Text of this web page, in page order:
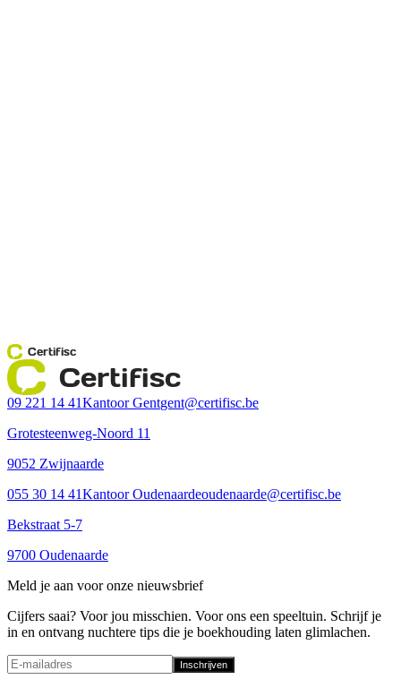
Certifisc
Certifisc
09 221 14 41Kantoor Gentgent@certifisc.be
Grotesteenweg-Noord 11
9052 Zwijnaarde
055 30 14 41Kantoor Oudenaardeoudenaarde@certifisc.be
Bekstraat 5-7
9700 Oudenaarde
Meld je aan voor onze nieuwsbrief
Cijfers saai? Voor jou misschien. Voor ons een speeltuin. Schrijf je
in en ontvang nuchtere tips die je boekhouding laten glimlachen.
Inschrijven